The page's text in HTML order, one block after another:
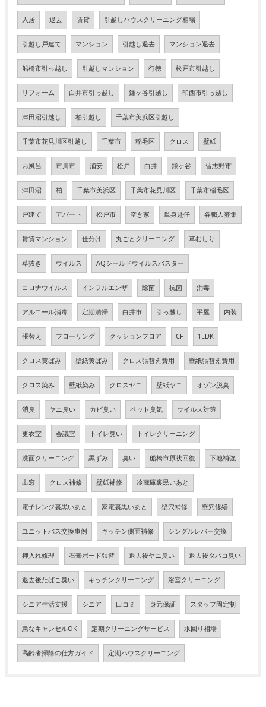
入居 退去 賃貸 引越しハウスクリーニング相場
引越し戸建て マンション 引越し退去 マンション退去
船橋市引っ越し 引越しマンション 行徳 松戸市引越し
リフォーム 白井市引っ越し 鎌ヶ谷引越し 印西市引っ越し
津田沼引越し 柏引越し 千葉市美浜区引越し
千葉市花見川区引越し 千葉市 稲毛区 クロス 壁紙
お風呂 市川市 浦安 松戸 白井 鎌ヶ谷 習志野市
津田沼 柏 千葉市美浜区 千葉市花見川区 千葉市稲毛区
戸建て アパート 松戸市 空き家 単身赴任 各職人募集
賃貸マンション 仕分け 丸ごとクリーニング 草むしり
草抜き ウイルス AQシールドウイルスバスター
コロナウイルス インフルエンザ 除菌 抗菌 消毒
アルコール消毒 定期清掃 白井市 引っ越し 平屋 内装
張替え フローリング クッションフロア CF 1LDK
クロス黄ばみ 壁紙黄ばみ クロス張替え費用 壁紙張替え費用
クロス染み 壁紙染み クロスヤニ 壁紙ヤニ オゾン脱臭
消臭 ヤニ臭い カビ臭い ペット臭気 ウイルス対策
更衣室 会議室 トイレ臭い トイレクリーニング
洗面クリーニング 黒ずみ 臭い 船橋市原状回復 下地補強
出窓 クロス補修 壁紙補修 冷蔵庫裏黒いあと
電子レンジ裏黒いあと 家電裏黒いあと 壁穴補修 壁穴修繕
ユニットバス交換事例 キッチン側面補修 シングルレバー交換
押入れ修理 石膏ボード張替 退去後ヤニ臭い 退去後タバコ臭い
退去後たばこ臭い キッチンクリーニング 浴室クリーニング
シニア生活支援 シニア 口コミ 身元保証 スタッフ固定制
急なキャンセルOK 定期クリーニングサービス 水回り相場
高齢者掃除の仕方ガイド 定期ハウスクリーニング